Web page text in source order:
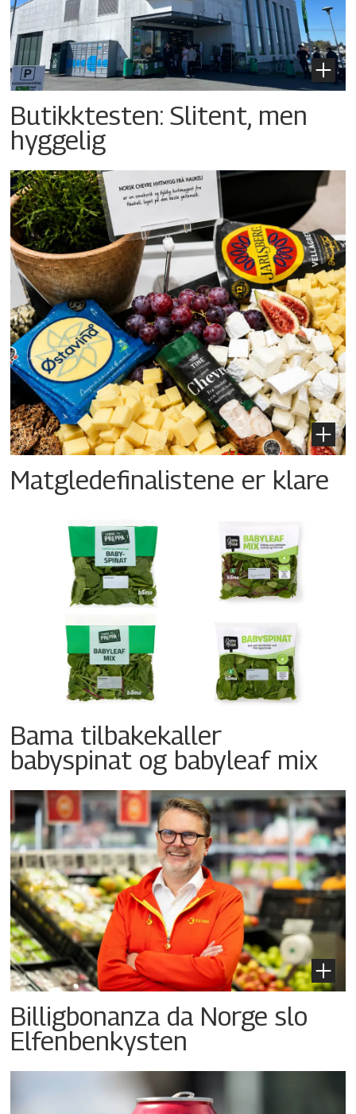
Butikktesten: Slitent, men
hyggelig
Matgledefinalistene er klare
Bama tilbakekaller
babyspinat og babyleaf mix
Billigbonanza da Norge slo
Elfenbenkysten